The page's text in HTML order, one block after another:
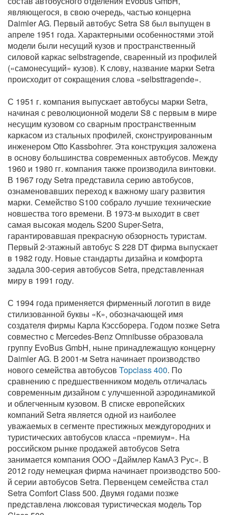
являющегося, в свою очередь, частью концерна
Daimler AG. Первый автобус Setra S8 был выпущен в
апреле 1951 года. Характерными особенностями этой
модели были несущий кузов и пространственный
силовой каркас selbstragende, сваренный из профилей
(«самонесущий» кузов). К слову, название марки Setra
происходит от сокращения слова «selbsttragende».
С 1951 г. компания выпускает автобусы марки Setra,
начиная с революционной модели S8 с первым в мире
несущим кузовом со сварным пространственным
каркасом из стальных профилей, сконструированным
инженером Otto Kassbohrer. Эта конструкция заложена
в основу большинства современных автобусов. Между
1960 и 1980 гг. компания также производила винтовки.
В 1967 году Setra представила серию автобусов,
ознаменовавших переход к важному шагу развития
марки. Семейство S100 собрало лучшие технические
новшества того времени. В 1973-м выходит в свет
самая высокая модель S200 Super-Setra,
гарантировавшая прекрасную обзорность туристам.
Первый 2-этажный автобус S 228 DT фирма выпускает
в 1982 году. Новые стандарты дизайна и комфорта
задала 300-серия автобусов Setra, представленная
миру в 1991 году.
С 1994 года применяется фирменный логотип в виде
стилизованной буквы «К», обозначающей имя
создателя фирмы Карла Кэссборера. Годом позже Setra
совместно с Mercedes-Benz Omnibusse образовала
группу EvoBus GmbH, ныне принадлежащую концерну
Daimler AG. В 2001-м Setra начинает производство
нового семейства автобусов Topclass 400. По
сравнению с предшественником модель отличалась
современным дизайном с улучшенной аэродинамикой
и облегченным кузовом. В списке европейских
компаний Setra является одной из наиболее
уважаемых в сегменте престижных междугородних и
туристических автобусов класса «премиум». На
российском рынке продажей автобусов Setra
занимается компания ООО «Даймлер КамАЗ Рус». В
2012 году немецкая фирма начинает производство 500-
й серии автобусов Setra. Первенцем семейства стал
Setra Comfort Class 500. Двумя годами позже
представлена люксовая туристическая модель Top